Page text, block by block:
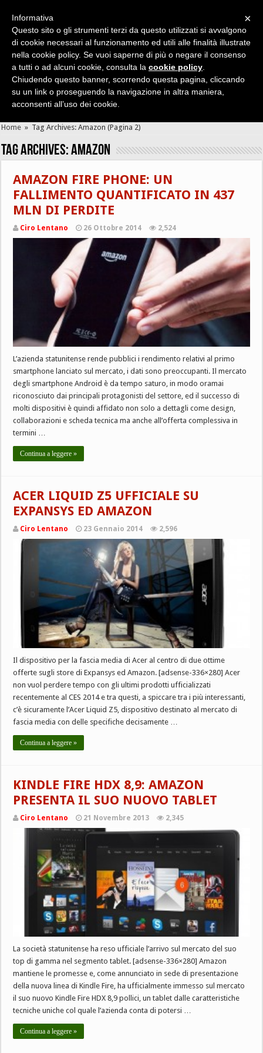
Cerca velocemente news, recensioni, guide, app, giochi ...
Home » Tag Archives: Amazon (Pagina 2)
Tag Archives:Amazon
AMAZON FIRE PHONE: UN
FALLIMENTO QUANTIFICATO IN 437
MLN DI PERDITE
Ciro Lentano 26 Ottobre 2014 2,524
L’azienda statunitense rende pubblici i rendimento relativi al primo
smartphone lanciato sul mercato, i dati sono preoccupanti. Il mercato
degli smartphone Android è da tempo saturo, in modo oramai
riconosciuto dai principali protagonisti del settore, ed il successo di
molti dispositivi è quindi affidato non solo a dettagli come design,
collaborazioni e scheda tecnica ma anche all’offerta complessiva in
termini …
Continua a leggere »
ACER LIQUID Z5 UFFICIALE SU
EXPANSYS ED AMAZON
Ciro Lentano 23 Gennaio 2014 2,596
Il dispositivo per la fascia media di Acer al centro di due ottime
offerte sugli store di Expansys ed Amazon. [adsense-336×280] Acer
non vuol perdere tempo con gli ultimi prodotti ufficializzati
recentemente al CES 2014 e tra questi, a spiccare tra i più interessanti,
c’è sicuramente l’Acer Liquid Z5, dispositivo destinato al mercato di
fascia media con delle specifiche decisamente …
Continua a leggere »
KINDLE FIRE HDX 8,9: AMAZON
PRESENTA IL SUO NUOVO TABLET
Ciro Lentano 21 Novembre 2013 2,345
La società statunitense ha reso ufficiale l’arrivo sul mercato del suo
top di gamma nel segmento tablet. [adsense-336×280] Amazon
mantiene le promesse e, come annunciato in sede di presentazione
della nuova linea di Kindle Fire, ha ufficialmente immesso sul mercato
il suo nuovo Kindle Fire HDX 8,9 pollici, un tablet dalle caratteristiche
tecniche uniche col quale l’azienda conta di potersi …
Continua a leggere »
×
Informativa
Questo sito o gli strumenti terzi da questo utilizzati si avvalgono
di cookie necessari al funzionamento ed utili alle finalità illustrate
nella cookie policy. Se vuoi saperne di più o negare il consenso
a tutti o ad alcuni cookie, consulta la cookie policy
Chiudendo questo banner, scorrendo questa pagina, cliccando
su un link o proseguendo la navigazione in altra maniera,
acconsenti all’uso dei cookie.